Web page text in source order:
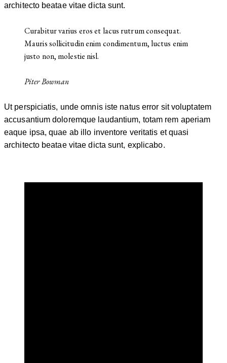
architecto beatae vitae dicta sunt.
Curabitur varius eros et lacus rutrum consequat.
Mauris sollicitudin enim condimentum, luctus enim
justo non, molestie nisl.
Piter Bowman
Ut perspiciatis, unde omnis iste natus error sit voluptatem
accusantium doloremque laudantium, totam rem aperiam
eaque ipsa, quae ab illo inventore veritatis et quasi
architecto beatae vitae dicta sunt, explicabo.